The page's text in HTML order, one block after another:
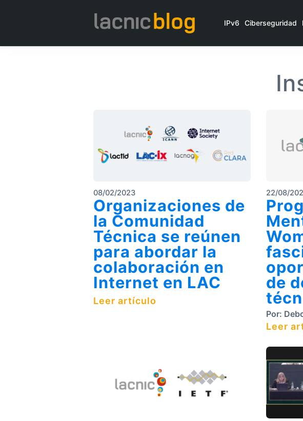
IPv6 Ciberseguridad
08/02/2023
Organizaciones de
la Comunidad
Técnica se reúnen
para abordar la
colaboración en
Internet en LAC
Leer artículo
22/08/
de
Por:
Leer